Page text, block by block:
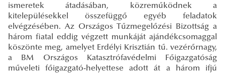
ismeretek átadásában, közreműködnek a
kitelepülésekkel összefüggő egyéb feladatok
elvégzésében. Az Országos Tűzmegelőzési Bizottság a
három fiatal eddig végzett munkáját ajándékcsomaggal
köszönte meg, amelyet Erdélyi Krisztián tű. vezérőrnagy,
a BM Országos Katasztrófavédelmi Főigazgatóság
műveleti főigazgató-helyettese adott át a három ifjú